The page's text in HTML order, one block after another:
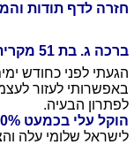
ברכה ג. בת 51 מקרית חיים - חרדות וכאבי ראש.
הגעתי לפני כחודש
באפשרותי לעזור
לפתרון הבעיה.
הוקל עלי בכמעט 100%
לישראל שלומי עלה
חזרה לדף תודות